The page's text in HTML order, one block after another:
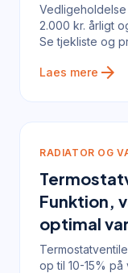
2.000 kr. årligt
Se tjekliste og
Laes mere arrow_forward
RADIATOR OG
Funktion,
optimal
op til 10-15%